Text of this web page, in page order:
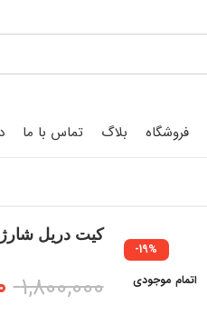
فروشگاه بلاگ تماس با ما
-19%
اتمام موجودی
کیت دریل
1,800,000